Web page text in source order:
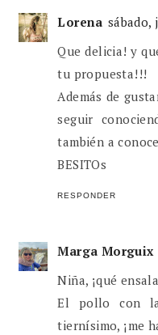
Lorena sábado,
Que delicia! y
tu propuesta!!!
Además de
seguir
también a
BESITOs
RESPONDER
Marga Morguix
Niña, ¡qué
El pollo con
tiernísimo, ¡me